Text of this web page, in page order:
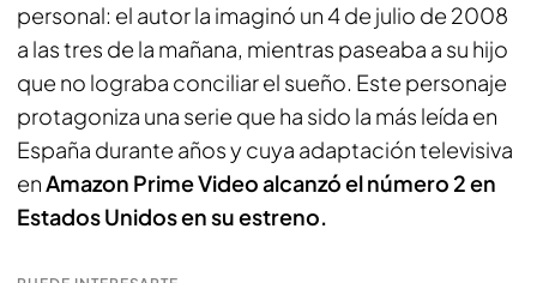
personal: el autor la imaginó un 4 de julio de 2008
a las tres de la mañana, mientras paseaba a su hijo
que no lograba conciliar el sueño. Este personaje
protagoniza una serie que ha sido la más leída en
España durante años y cuya adaptación televisiva
enAmazon Prime Video alcanzó el número 2 en
Estados Unidos en su estreno.